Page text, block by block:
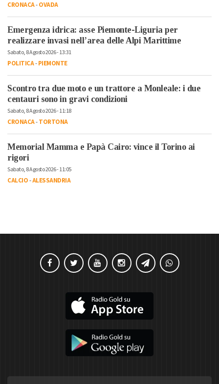
CRONACA-OVADA
Emergenza idrica: asse Piemonte-Liguria per
realizzare invasi nell’area delle Alpi Marittime
Sabato, 8 Agosto 2026 - 13:31
POLITICA-PIEMONTE
Scontro tra due moto e un trattore a Monleale: i due
centauri sono in gravi condizioni
Sabato, 8 Agosto 2026 - 11:18
CRONACA-TORTONA
Memorial Mamma e Papà Cairo: vince il Torino ai
rigori
Sabato, 8 Agosto 2026 - 11:05
CALCIO-ALESSANDRIA